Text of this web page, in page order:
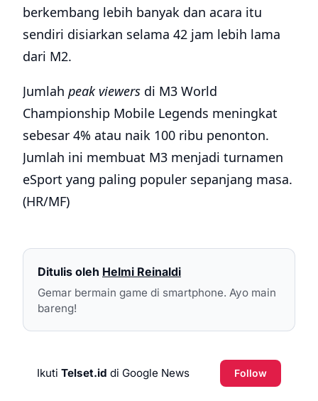
berkembang lebih banyak dan acara itu
sendiri disiarkan selama 42 jam lebih lama
dari M2.
Jumlah peak viewers di M3 World
Championship Mobile Legends meningkat
sebesar 4% atau naik 100 ribu penonton.
Jumlah ini membuat M3 menjadi turnamen
eSport yang paling populer sepanjang masa.
(HR/MF)
Ditulis oleh Helmi Reinaldi
Gemar bermain game di smartphone. Ayo main
bareng!
Ikuti Telset.id di Google News Follow